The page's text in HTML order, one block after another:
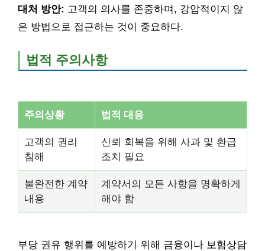
대처 방안: 고객의 의사를 존중하며, 강압적이지 않
은 방법으로 접근하는 것이 중요하다.
법적 주의사항
주의상황 법적 대응
고객의 권리
침해
신뢰 회복을 위해 사과 및 환급
조치 필요
불완전한 계약
내용
계약서의 모든 사항을 명확하게
해야 함
부당 권유 행위를 예방하기 위해 금융이나 보험상담